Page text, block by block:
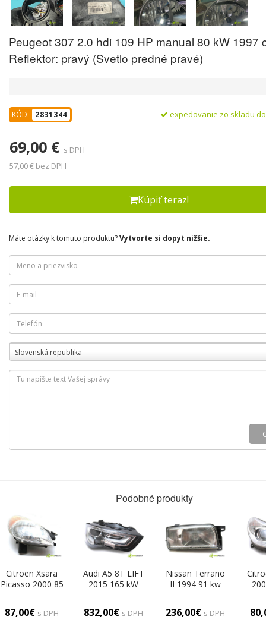
Peugeot 307 2.0 hdi 109 HP manual 80 kW 1997
Reflektor: pravý (Svetlo predné pravé)
KÓD: 2831344 expedovanie zo skladu
69,00 € s DPH
57,00 € bez DPH
Kúpiť teraz!
Máte otázky k tomuto produktu?Vytvorte si dopyt nižšie.
Slovenská republika
Podobné produkty
Citroen Xsara
Picasso 2000 85
Svetlomet pravy
87,00€ s DPH
Audi A5 8T LIFT
2015 165 kW
11-16 2000
832,00€ s DPH
Nissan Terrano
II 1994 91 kw
Svetlomet pravy
236,00€ s DPH